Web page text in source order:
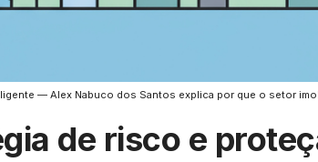
— Alex Nabuco dos Santos explica por que o setor
de risco e